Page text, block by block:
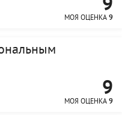
9
МОЯ ОЦЕНКА 9
9
МОЯ ОЦЕНКА 9